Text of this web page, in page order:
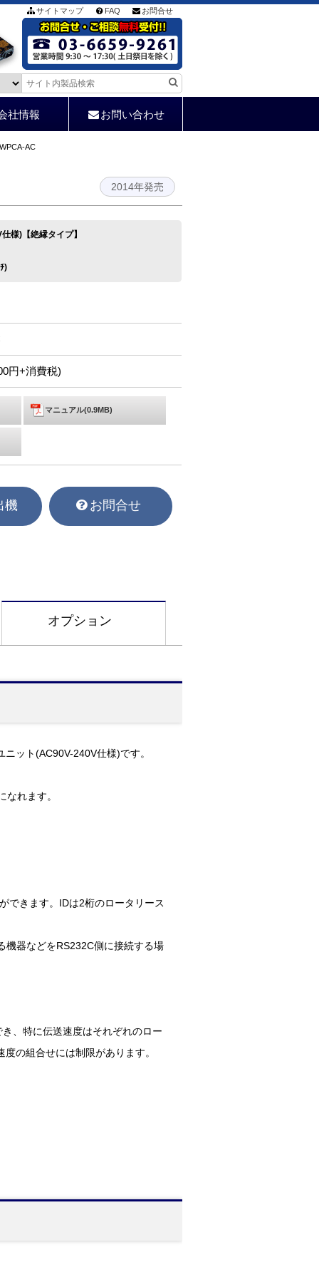
サイトマップ FAQ お問合せ
社情報 お問い合わせ
AC
2014年発売
様)【絶縁タイプ】
)
円+消費税)
マニュアル(0.9MB)
機 お問合せ
オプション
ット(AC90V-240V仕様)です。
れます。
できます。IDは2桁のロータリース
機器などをRS232C側に接続する場
、特に伝送速度はそれぞれのロー
の組合せには制限があります。